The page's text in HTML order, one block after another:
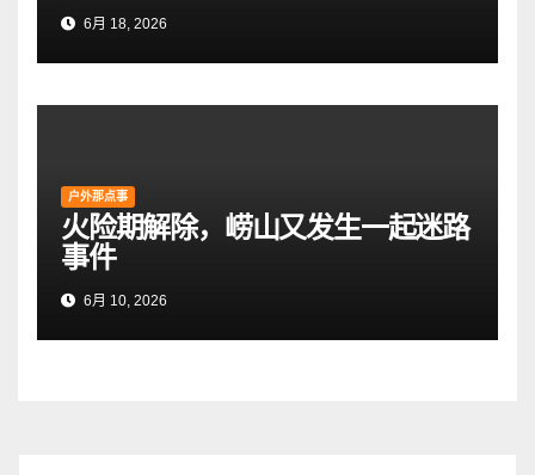
6月 18, 2026
户外那点事
火险期解除，崂山又发生一起迷路
事件
6月 10, 2026